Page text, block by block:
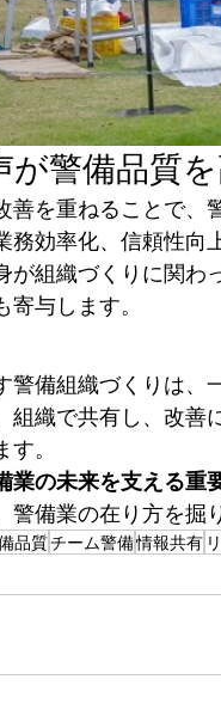
が警備品質
善を重ねることで、
務効率化、信頼性向
が組織づくりに関
与します。
警備組織づくりは、
組織で共有し、改善
。
業の未来を支える重
警備業の在り方を掘
品質チーム警備情報共有